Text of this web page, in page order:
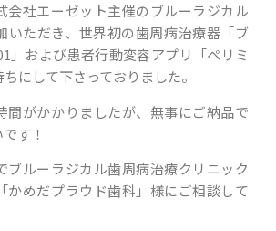
会社エーゼット主催のブルーラジカル
いただき、世界初の歯周病治療器「ブ
」および患者行動変容アプリ「ペリミ
にして下さっておりました。
間がかかりましたが、無事にご納品で
す！
ブルーラジカル歯周病治療クリニック
かめだプラウド歯科」様にご相談して